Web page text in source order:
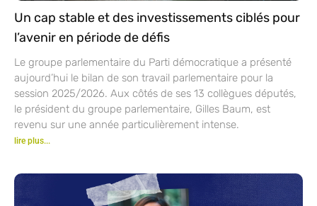
Un cap stable et des investissements ciblés pour
l’avenir en période de défis
Le groupe parlementaire du Parti démocratique a présenté
aujourd’hui le bilan de son travail parlementaire pour la
session 2025/2026. Aux côtés de ses 13 collègues députés,
le président du groupe parlementaire, Gilles Baum, est
revenu sur une année particulièrement intense.
lire plus...